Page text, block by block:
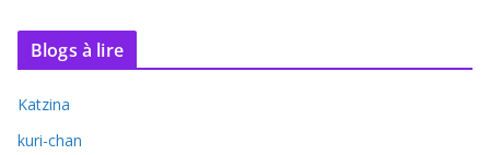
Blogs à lire
Katzina
kuri-chan